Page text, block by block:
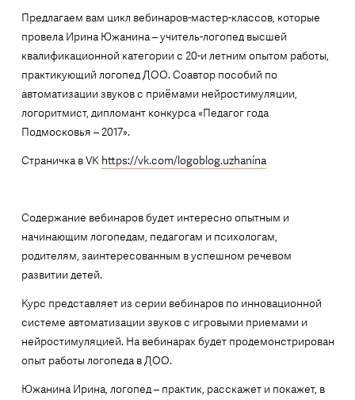
Предлагаем вам цикл вебинаров-мастер-классов, которые
провела Ирина Южанина – учитель-логопед высшей
квалификационной категории с 20-и летним опытом работы,
практикующий логопед ДОО. Соавтор пособий по
автоматизации звуков с приёмами нейростимуляции,
логоритмист, дипломант конкурса «Педагог года
Подмосковья – 2017».
Страничка в VK https://vk.com/logoblog.uzhanina
Содержание вебинаров будет интересно опытным и
начинающим логопедам, педагогам и психологам,
родителям, заинтересованным в успешном речевом
развитии детей.
Курс представляет из серии вебинаров по инновационной
системе автоматизации звуков с игровыми приемами и
нейростимуляцией. На вебинарах будет продемонстрирован
опыт работы логопеда в ДОО.
Южанина Ирина, логопед – практик, расскажет и покажет, в